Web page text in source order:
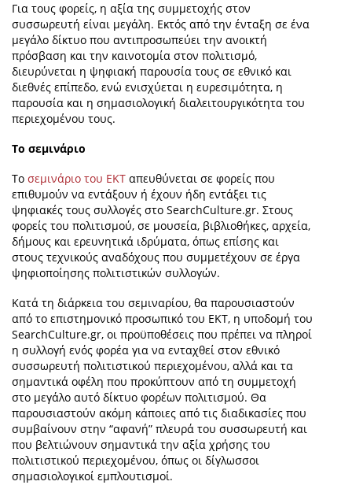
Για τους φορείς, η αξία της συμμετοχής στον
συσσωρευτή είναι μεγάλη. Εκτός από την ένταξη σε ένα
μεγάλο δίκτυο που αντιπροσωπεύει την ανοικτή
πρόσβαση και την καινοτομία στον πολιτισμό,
διευρύνεται η ψηφιακή παρουσία τους σε εθνικό και
διεθνές επίπεδο, ενώ ενισχύεται η ευρεσιμότητα, η
παρουσία και η σημασιολογική διαλειτουργικότητα του
περιεχομένου τους.
Το σεμινάριο
Το σεμινάριο του ΕΚΤ απευθύνεται σε φορείς που
επιθυμούν να εντάξουν ή έχουν ήδη εντάξει τις
ψηφιακές τους συλλογές στο SearchCulture.gr. Στους
φορείς του πολιτισμού, σε μουσεία, βιβλιοθήκες, αρχεία,
δήμους και ερευνητικά ιδρύματα, όπως επίσης και
στους τεχνικούς αναδόχους που συμμετέχουν σε έργα
ψηφιοποίησης πολιτιστικών συλλογών.
Κατά τη διάρκεια του σεμιναρίου, θα παρουσιαστούν
από το επιστημονικό προσωπικό του ΕΚΤ, η υποδομή του
SearchCulture.gr, οι προϋποθέσεις που πρέπει να πληροί
η συλλογή ενός φορέα για να ενταχθεί στον εθνικό
συσσωρευτή πολιτιστικού περιεχομένου, αλλά και τα
σημαντικά οφέλη που προκύπτουν από τη συμμετοχή
στο μεγάλο αυτό δίκτυο φορέων πολιτισμού. Θα
παρουσιαστούν ακόμη κάποιες από τις διαδικασίες που
συμβαίνουν στην “αφανή” πλευρά του συσσωρευτή και
που βελτιώνουν σημαντικά την αξία χρήσης του
πολιτιστικού περιεχομένου, όπως οι δίγλωσσοι
σημασιολογικοί εμπλουτισμοί.